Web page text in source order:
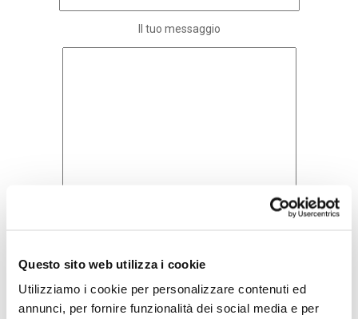
Questo sito web utilizza i cookie
Utilizziamo i cookie per personalizzare contenuti ed
annunci, per fornire funzionalità dei social media e per
Il tuo messaggio
Privacy Policy